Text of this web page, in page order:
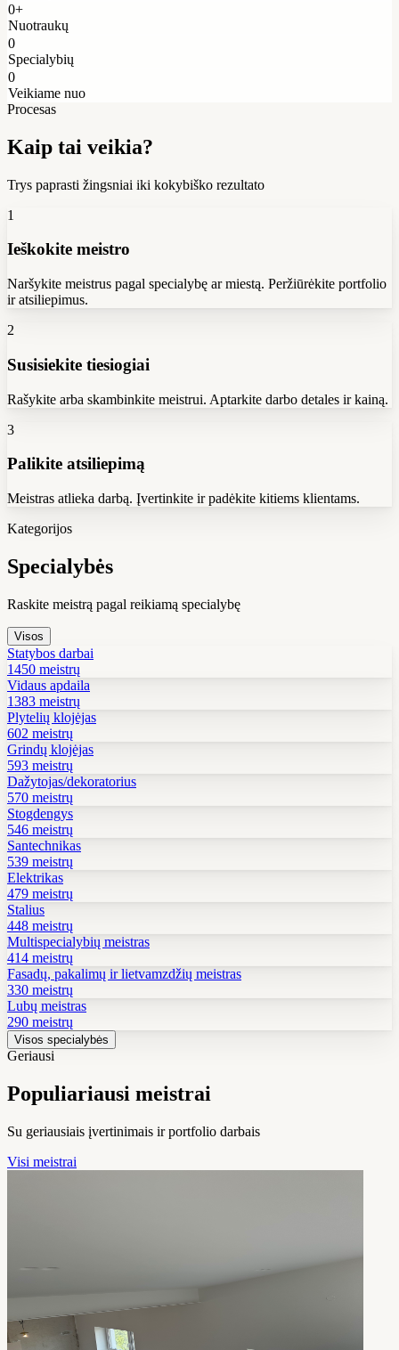
0+
Nuotraukų
0
Specialybių
0
Veikiame nuo
Procesas
Kaip tai veikia?
Trys paprasti žingsniai iki kokybiško rezultato
1
Ieškokite meistro
Naršykite meistrus pagal specialybę ar miestą. Peržiūrėkite portfolio
ir atsiliepimus.
2
Susisiekite tiesiogiai
Rašykite arba skambinkite meistrui. Aptarkite darbo detales ir kainą.
3
Palikite atsiliepimą
Meistras atlieka darbą. Įvertinkite ir padėkite kitiems klientams.
Kategorijos
Specialybės
Raskite meistrą pagal reikiamą specialybę
Visos
Statybos darbai
1450 meistrų
Vidaus apdaila
1383 meistrų
Plytelių klojėjas
602 meistrų
Grindų klojėjas
593 meistrų
Dažytojas/dekoratorius
570 meistrų
Stogdengys
546 meistrų
Santechnikas
539 meistrų
Elektrikas
479 meistrų
Stalius
448 meistrų
Multispecialybių meistras
414 meistrų
Fasadų, pakalimų ir lietvamzdžių meistras
330 meistrų
Lubų meistras
290 meistrų
Visos specialybės
Geriausi
Populiariausi meistrai
Su geriausiais įvertinimais ir portfolio darbais
Visi meistrai